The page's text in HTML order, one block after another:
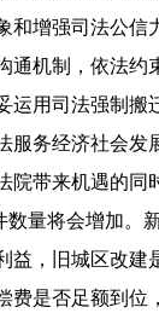
和增强司法公
通机制，依法
运用司法强制
服务经济社会
带来机遇的同
将会增加。新
益，旧城区改
费是否足额到